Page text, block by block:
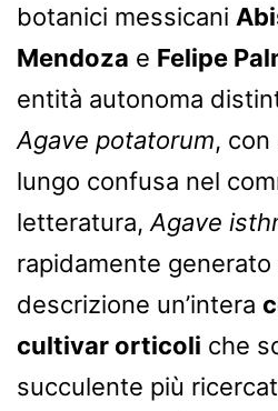
botanici messicani
Mendoza e Felipe
entità autonoma
Agave potatorum, con
lungo confusa nel
letteratura, Agave
rapidamente generato
descrizione un’intera
cultivar orticoli che
succulente più